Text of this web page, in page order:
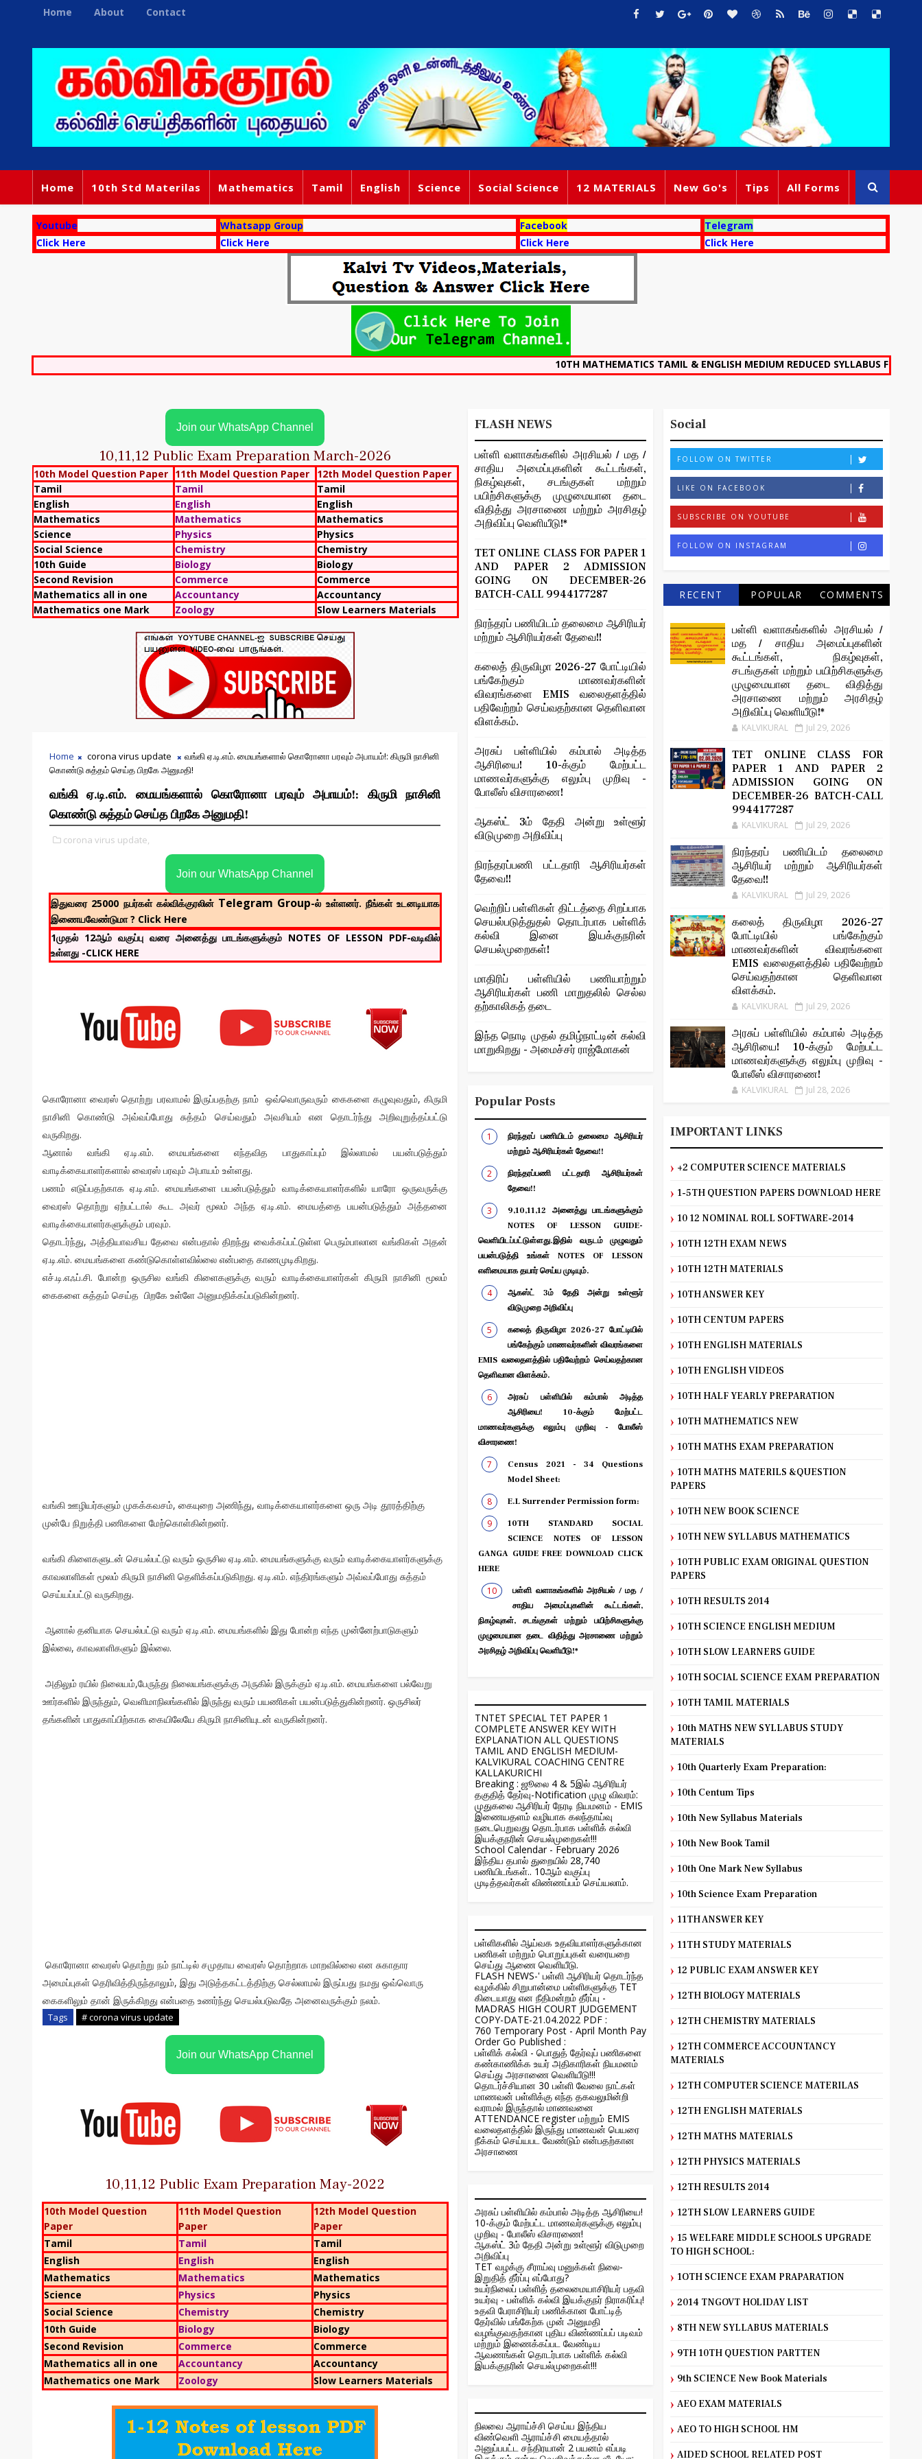
Home About Contact
Home 10th Std Materilas Mathematics Tamil English Science Social Science 12 MATERIALS New Go's Tips All Forms
Youtube Whatsapp Group Facebook
Telegram
Click Here
Click Here Click Here Click Here
10TH MATHEMATICS TAMIL & ENGLISH MEDIUM REDUCED SYLLABUS FULL PORTION 7
Join our WhatsApp Channel
10,11,12 Public Exam Preparation March-2026
10th Model Question Paper 11th Model Question Paper
12th Model Question Paper
Tamil
Tamil
Tamil
English
English
English
Mathematics
Mathematics
Mathematics
Science
Physics
Physics
Social Science
Chemistry
Chemistry
10th Guide
Biology
Biology
Second Revision
Commerce
Commerce
Mathematics all in one
Accountancy
Accountancy
Mathematics one Mark
Zoology Slow Learners Materials
Home corona virus update
வங்கி ஏ.டி.எம். மையங்களால் கொரோனா பரவும் அபாயம்!: கிருமி நாசினி
கொண்டு சுத்தம் செய்த பிறகே அனுமதி!
வங்கி ஏ.டி.எம். மையங்களால் கொரோனா பரவும் அபாயம்!: கிருமி நாசினி
கொண்டு சுத்தம் செய்த பிறகே அனுமதி!
corona virus update,
Join our WhatsApp Channel
இதுவரை 25000 நபர்கள் கல்விக்குரலின் Telegram Group-ல் உள்ளனர். நீங்கள் உடனடியாக
இணையவேண்டுமா ? Click Here
1முதல் 12ஆம் வகுப்பு வரை அனைத்து பாடங்களுக்கும் NOTES OF LESSON PDF-வடிவில்
உள்ளது -CLICK HERE
கொரோனா வைரஸ் தொற்று பரவாமல் இருப்பதற்கு நாம் ஒவ்வொருவரும் கைகளை கழுவுவதும், கிருமி
நாசினி கொண்டு அவ்வப்போது சுத்தம் செய்வதும் அவசியம் என தொடர்ந்து அறிவுறுத்தப்பட்டு
வருகிறது.
ஆனால் வங்கி ஏ.டி.எம். மையங்களை எந்தவித பாதுகாப்பும் இல்லாமல் பயன்படுத்தும்
வாடிக்கையாளர்களால் வைரஸ் பரவும் அபாயம் உள்ளது.
பணம் எடுப்பதற்காக ஏ.டி.எம். மையங்களை பயன்படுத்தும் வாடிக்கையாளர்களில் யாரோ ஒருவருக்கு
வைரஸ் தொற்று ஏற்பட்டால் கூட அவர் மூலம் அந்த ஏ.டி.எம். மையத்தை பயன்படுத்தும் அத்தனை
வாடிக்கையாளர்களுக்கும் பரவும்.
தொடர்ந்து, அத்தியாவசிய தேவை என்பதால் திறந்து வைக்கப்பட்டுள்ள பெரும்பாலான வங்கிகள் அதன்
ஏ.டி.எம். மையங்களை கண்டுகொள்ளவில்லை என்பதை காணமுடிகிறது.
எச்.டி.எஃப்.சி. போன்ற ஒருசில வங்கி கிளைகளுக்கு வரும் வாடிக்கையாளர்கள் கிருமி நாசினி மூலம்
கைகளை சுத்தம் செய்த பிறகே உள்ளே அனுமதிக்கப்படுகின்றனர்.
வங்கி ஊழியர்களும் முகக்கவசம், கையுறை அணிந்து, வாடிக்கையாளர்களை ஒரு அடி தூரத்திற்கு
முன்பே நிறுத்தி பணிகளை மேற்கொள்கின்றனர்.
வங்கி கிளைகளுடன் செயல்பட்டு வரும் ஒருசில ஏ.டி.எம். மையங்களுக்கு வரும் வாடிக்கையாளர்களுக்கு
காவலாளிகள் மூலம் கிருமி நாசினி தெளிக்கப்படுகிறது. ஏ.டி.எம். எந்திரங்களும் அவ்வப்போது சுத்தம்
செய்யப்பட்டு வருகிறது.
ஆனால் தனியாக செயல்பட்டு வரும் ஏ.டி.எம். மையங்களில் இது போன்ற எந்த முன்னேற்பாடுகளும்
இல்லை, காவலாளிகளும் இல்லை.
அதிலும் ரயில் நிலையம்,பேருந்து நிலையங்களுக்கு அருகில் இருக்கும் ஏ.டி.எம். மையங்களை பல்வேறு
ஊர்களில் இருந்தும், வெளிமாநிலங்களில் இருந்து வரும் பயணிகள் பயன்படுத்துகின்றனர். ஒருசிலர்
தங்களின் பாதுகாப்பிற்காக கையிலேயே கிருமி நாசினியுடன் வருகின்றனர்.
கொரோனா வைரஸ் தொற்று நம் நாட்டில் சமுதாய வைரஸ் தொற்றாக மாறவில்லை என சுகாதார
அமைப்புகள் தெரிவித்திருந்தாலும், இது அடுத்தகட்டத்திற்கு செல்லாமல் இருப்பது நமது ஒவ்வொரு
கைகளிலும் தான் இருக்கிறது என்பதை உணர்ந்து செயல்படுவதே அனைவருக்கும் நலம்.
Tags # corona virus update
Join our WhatsApp Channel
10,11,12 Public Exam Preparation May-2022
10th Model Question
Paper
11th Model Question
Paper
12th Model Question
Paper
Tamil
Tamil
Tamil
English
English
English
Mathematics
Mathematics
Mathematics
Science
Physics
Physics
Social Science
Chemistry
Chemistry
10th Guide
Biology
Biology
Second Revision
Commerce
Commerce
Mathematics all in one
Accountancy
Accountancy
Mathematics one Mark
Zoology Slow Learners Materials
FLASH NEWS
பள்ளி வளாகங்களில் அரசியல் / மத /
சாதிய அமைப்புகளின் கூட்டங்கள்,
நிகழ்வுகள், சடங்குகள் மற்றும்
பயிற்சிகளுக்கு முழுமையான தடை
விதித்து அரசாணை மற்றும் அரசிதழ்
அறிவிப்பு வெளியீடு!*
TET ONLINE CLASS FOR PAPER 1
AND PAPER 2 ADMISSION
GOING ON DECEMBER-26
BATCH-CALL 9944177287
நிரந்தரப் பணியிடம் தலைமை ஆசிரியர்
மற்றும் ஆசிரியர்கள் தேவை!!
கலைத் திருவிழா 2026-27 போட்டியில்
பங்கேற்கும் மாணவர்களின்
விவரங்களை EMIS வலைதளத்தில்
பதிவேற்றம் செய்வதற்கான தெளிவான
விளக்கம்.
அரசுப் பள்ளியில் கம்பால் அடித்த
ஆசிரியை! 10-க்கும் மேற்பட்ட
மாணவர்களுக்கு எலும்பு முறிவு -
போலீஸ் விசாரணை!
ஆகஸ்ட் 3ம் தேதி அன்று உள்ளூர்
விடுமுறை அறிவிப்பு
நிரந்தரப்பணி பட்டதாரி ஆசிரியர்கள்
தேவை!!
வெற்றிப் பள்ளிகள் திட்டத்தை சிறப்பாக
செயல்படுத்துதல் தொடர்பாக பள்ளிக்
கல்வி இனை இயக்குநரின்
செயல்முறைகள்!
மாதிரிப் பள்ளியில் பணியாற்றும்
ஆசிரியர்கள் பணி மாறுதலில் செல்ல
தற்காலிகத் தடை
இந்த நொடி முதல் தமிழ்நாட்டின் கல்வி
மாறுகிறது - அமைச்சர் ராஜ்மோகன்
Popular Posts
நிரந்தரப் பணியிடம் தலைமை ஆசிரியர்
மற்றும் ஆசிரியர்கள் தேவை!!
நிரந்தரப்பணி பட்டதாரி ஆசிரியர்கள்
தேவை!!
9,10,11,12 அனைத்து பாடங்களுக்கும்
NOTES OF LESSON GUIDE-
வெளியிடப்பட்டுள்ளது.இதில் வருடம் முழுவதும்
பயன்படுத்தி உங்கள் NOTES OF LESSON
எளிமையாக தயார் செய்ய முடியும்.
ஆகஸ்ட் 3ம் தேதி அன்று உள்ளூர்
விடுமுறை அறிவிப்பு
கலைத் திருவிழா 2026-27 போட்டியில்
பங்கேற்கும் மாணவர்களின் விவரங்களை
EMIS வலைதளத்தில் பதிவேற்றம் செய்வதற்கான
தெளிவான விளக்கம்.
அரசுப் பள்ளியில் கம்பால் அடித்த
ஆசிரியை! 10-க்கும் மேற்பட்ட
மாணவர்களுக்கு எலும்பு முறிவு - போலீஸ்
விசாரணை!
Census 2021 - 34 Questions
Model Sheet:
E.L Surrender Permission form:
10TH STANDARD SOCIAL
SCIENCE NOTES OF LESSON
GANGA GUIDE FREE DOWNLOAD CLICK
HERE
பள்ளி வளாகங்களில் அரசியல் / மத /
சாதிய அமைப்புகளின் கூட்டங்கள்,
நிகழ்வுகள், சடங்குகள் மற்றும் பயிற்சிகளுக்கு
முழுமையான தடை விதித்து அரசாணை மற்றும்
அரசிதழ் அறிவிப்பு வெளியீடு!*
TNTET SPECIAL TET PAPER 1
COMPLETE ANSWER KEY WITH
EXPLANATION ALL QUESTIONS
TAMIL AND ENGLISH MEDIUM-
KALVIKURAL COACHING CENTRE
KALLAKURICHI
Breaking : ஜூலை 4 & 5இல் ஆசிரியர்
தகுதித் தேர்வு-Notification முழு விவரம்:
முதுகலை ஆசிரியர் நேரடி நியமனம் - EMIS
இணையதளம் வழியாக கலந்தாய்வு
நடைபெறுவது தொடர்பாக பள்ளிக் கல்வி
இயக்குநரின் செயல்முறைகள்!!!
School Calendar - February 2026
இந்திய தபால் துறையில் 28,740
பணியிடங்கள்.. 10ஆம் வகுப்பு
முடித்தவர்கள் விண்ணப்பம் செய்யலாம்.
பள்ளிகளில் ஆய்வக உதவியாளர்களுக்கான
பணிகள் மற்றும் பொறுப்புகள் வரையறை
செய்து ஆணை வெளியீடு.
FLASH NEWS-' பள்ளி ஆசிரியர் தொடர்ந்த
வழக்கில் சிறுபான்மை பள்ளிகளுக்கு TET
கிடையாது என நீதிமன்றம் தீர்ப்பு -
MADRAS HIGH COURT JUDGEMENT
COPY-DATE-21.04.2022 PDF :
760 Temporary Post - April Month Pay
Order Go Published :
பள்ளிக் கல்வி - பொதுத் தேர்வுப் பணிகளை
கண்காணிக்க உயர் அதிகாரிகள் நியமனம்
செய்து அரசாணை வெளியீடு!!!
தொடர்ச்சியான 30 பள்ளி வேலை நாட்கள்
மாணவன் பள்ளிக்கு எந்த தகவலுமின்றி
வராமல் இருந்தால் மாணவனை
ATTENDANCE register மற்றும் EMIS
வலைதளத்தில் இருந்து மாணவன் பெயரை
நீக்கம் செய்யபட வேண்டும் என்பதற்கான
அரசாணை
அரசுப் பள்ளியில் கம்பால் அடித்த ஆசிரியை!
10-க்கும் மேற்பட்ட மாணவர்களுக்கு எலும்பு
முறிவு - போலீஸ் விசாரணை!
ஆகஸ்ட் 3ம் தேதி அன்று உள்ளூர் விடுமுறை
அறிவிப்பு
TET வழக்கு சீராய்வு மனுக்கள் நிலை-
இறுதித் தீர்ப்பு எப்போது?
உயர்நிலைப் பள்ளித் தலைமையாசிரியர் பதவி
உயர்வு - பள்ளிக் கல்வி இயக்குநர் நிராகரிப்பு!
உதவி பேராசிரியர் பணிக்கான போட்டித்
தேர்வில் பங்கேற்க முன் அனுமதி
வழங்குவதற்கான புதிய விண்ணப்பப் படிவம்
மற்றும் இணைக்கப்பட வேண்டிய
ஆவணங்கள் தொடர்பாக பள்ளிக் கல்வி
இயக்குநரின் செயல்முறைகள்!!!
நிலவை ஆராய்ச்சி செய்ய இந்திய
விண்வெளி ஆராய்ச்சி மையத்தால்
அனுப்பபட்ட சந்திரயான் 2 பயனம் எப்படி
Social
FOLLOW ON TWITTER
LIKE ON FACEBOOK
SUBSCRIBE ON YOUTUBE
FOLLOW ON INSTAGRAM
RECENT POPULAR COMMENTS
பள்ளி வளாகங்களில் அரசியல் /
மத / சாதிய அமைப்புகளின்
கூட்டங்கள், நிகழ்வுகள்,
சடங்குகள் மற்றும் பயிற்சிகளுக்கு
முழுமையான தடை விதித்து
அரசாணை மற்றும் அரசிதழ்
அறிவிப்பு வெளியீடு!*
KALVIKURAL Jul 29, 2026
TET ONLINE CLASS FOR
PAPER 1 AND PAPER 2
ADMISSION GOING ON
DECEMBER-26 BATCH-CALL
9944177287
KALVIKURAL Jul 29, 2026
நிரந்தரப் பணியிடம் தலைமை
ஆசிரியர் மற்றும் ஆசிரியர்கள்
தேவை!!
KALVIKURAL Jul 29, 2026
கலைத் திருவிழா 2026-27
போட்டியில் பங்கேற்கும்
மாணவர்களின் விவரங்களை
EMIS வலைதளத்தில் பதிவேற்றம்
செய்வதற்கான தெளிவான
விளக்கம்.
KALVIKURAL Jul 29, 2026
அரசுப் பள்ளியில் கம்பால் அடித்த
ஆசிரியை! 10-க்கும் மேற்பட்ட
மாணவர்களுக்கு எலும்பு முறிவு -
போலீஸ் விசாரணை!
KALVIKURAL Jul 28, 2026
IMPORTANT LINKS
+2 COMPUTER SCIENCE MATERIALS
1-5TH QUESTION PAPERS DOWNLOAD HERE
10 12 NOMINAL ROLL SOFTWARE-2014
10TH 12TH EXAM NEWS
10TH 12TH MATERIALS
10TH ANSWER KEY
10TH CENTUM PAPERS
10TH ENGLISH MATERIALS
10TH ENGLISH VIDEOS
10TH HALF YEARLY PREPARATION
10TH MATHEMATICS NEW
10TH MATHS EXAM PREPARATION
10TH MATHS MATERILS &QUESTION
PAPERS
10TH NEW BOOK SCIENCE
10TH NEW SYLLABUS MATHEMATICS
10TH PUBLIC EXAM ORIGINAL QUESTION
PAPERS
10TH RESULTS 2014
10TH SCIENCE ENGLISH MEDIUM
10TH SLOW LEARNERS GUIDE
10TH SOCIAL SCIENCE EXAM PREPARATION
10TH TAMIL MATERIALS
10th MATHS NEW SYLLABUS STUDY
MATERIALS
10th Quarterly Exam Preparation:
10th Centum Tips
10th New Syllabus Materials
10th New Book Tamil
10th One Mark New Syllabus
10th Science Exam Preparation
11TH ANSWER KEY
11TH STUDY MATERIALS
12 PUBLIC EXAM ANSWER KEY
12TH BIOLOGY MATERIALS
12TH CHEMISTRY MATERIALS
12TH COMMERCE ACCOUNTANCY
MATERIALS
12TH COMPUTER SCIENCE MATERILAS
12TH ENGLISH MATERIALS
12TH MATHS MATERIALS
12TH PHYSICS MATERIALS
12TH RESULTS 2014
12TH SLOW LEARNERS GUIDE
15 WELFARE MIDDLE SCHOOLS UPGRADE
TO HIGH SCHOOL:
1OTH SCIENCE EXAM PRAPARATION
2014 TNGOVT HOLIDAY LIST
8TH NEW SYLLABUS MATERIALS
9TH 10TH QUESTION PARTTEN
9th SCIENCE New Book Materials
AEO EXAM MATERIALS
AEO TO HIGH SCHOOL HM
AIDED SCHOOL RELATED POST